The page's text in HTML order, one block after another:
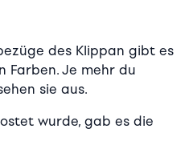
des Klippan gibt es
Farben. Je mehr du
sie aus.
wurde, gab es die